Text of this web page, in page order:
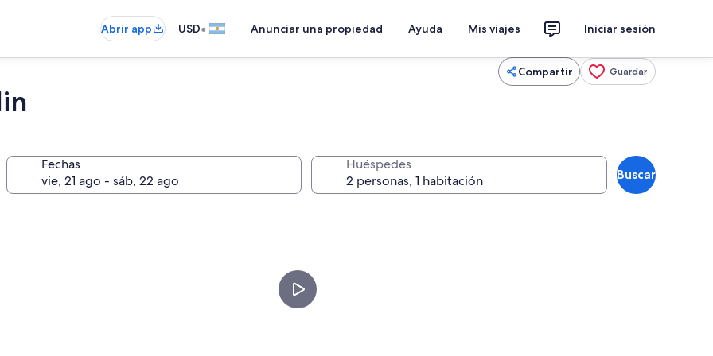
Abrir app USD• Anunciar una propiedad Ayuda Mis viajes Iniciar sesión
Compartir Guardar
Fechas Huéspedes
Buscar